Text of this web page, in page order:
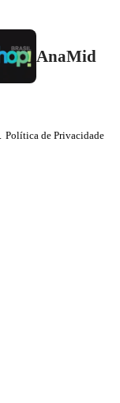
AnaMid
Política de Privacidade